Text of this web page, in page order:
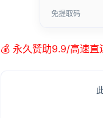
免提取码
💰 永久赞助9.9/高速直